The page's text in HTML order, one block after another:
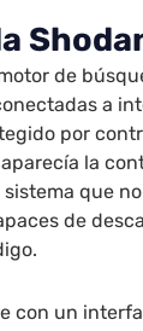
de
a
por
la
que
de
con un